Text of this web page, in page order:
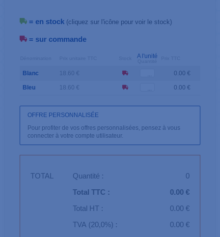
= en stock (cliquez sur l'icône pour voir le stock)
= sur commande
A l'unité
Blanc 18.60 € 0.00 €
Bleu 18.60 € 0.00 €
OFFRE PERSONNALISÉE
Pour profiter de vos offres personnalisées, pensez à vous
connecter à votre compte utilisateur.
TOTAL Quantité :
0
Total TTC :
0.00 €
Total HT :
0.00 €
TVA (20,0%) :
0.00 €